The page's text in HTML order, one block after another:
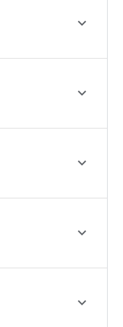




